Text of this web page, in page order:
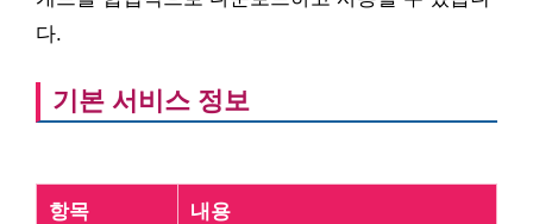
다.
기본 서비스 정보
항목 내용